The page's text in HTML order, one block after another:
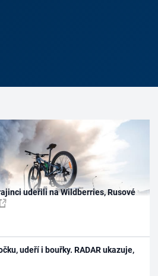
udeřili na Wildberries, Rusové
udeří i bouřky. RADAR ukazuje,